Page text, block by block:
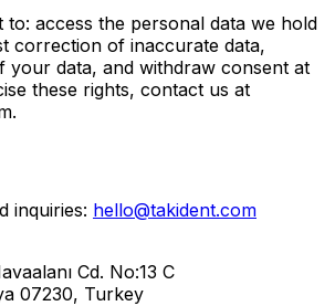
to: access the personal data we hold
correction of inaccurate data,
your data, and withdraw consent at
these rights, contact us at
inquiries: hello@takident.com
Cd. No:13 C
07230, Turkey